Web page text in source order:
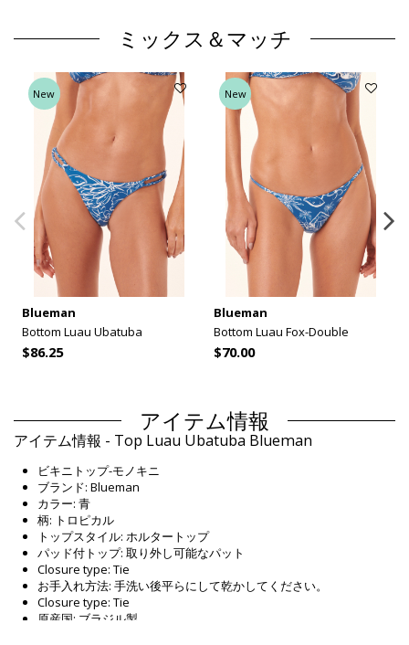
ミックス＆マッチ
New
Blueman
Bottom Luau Ubatuba
$86.25
New
Blueman
Bottom Luau Fox-Double
$70.00
アイテム情報
アイテム情報 - Top Luau Ubatuba Blueman
ビキニトップ-モノキニ
ブランド: Blueman
カラー: 青
柄: トロピカル
トップスタイル: ホルタートップ
パッド付トップ: 取り外し可能なパット
Closure type: Tie
お手入れ方法: 手洗い後平らにして乾かしてください。
Closure type: Tie
原産国: ブラジル製